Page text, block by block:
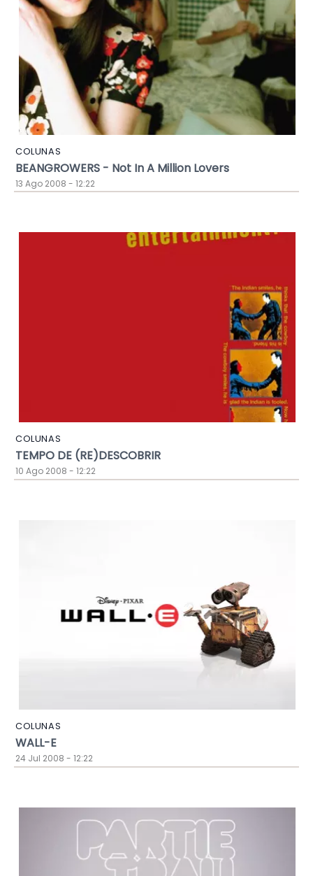
COLUNAS
BEANGROWERS - Not In A Million Lovers
13 Ago 2008 - 12:22
COLUNAS
TEMPO DE (RE)DESCOBRIR
10 Ago 2008 - 12:22
COLUNAS
WALL-E
24 Jul 2008 - 12:22